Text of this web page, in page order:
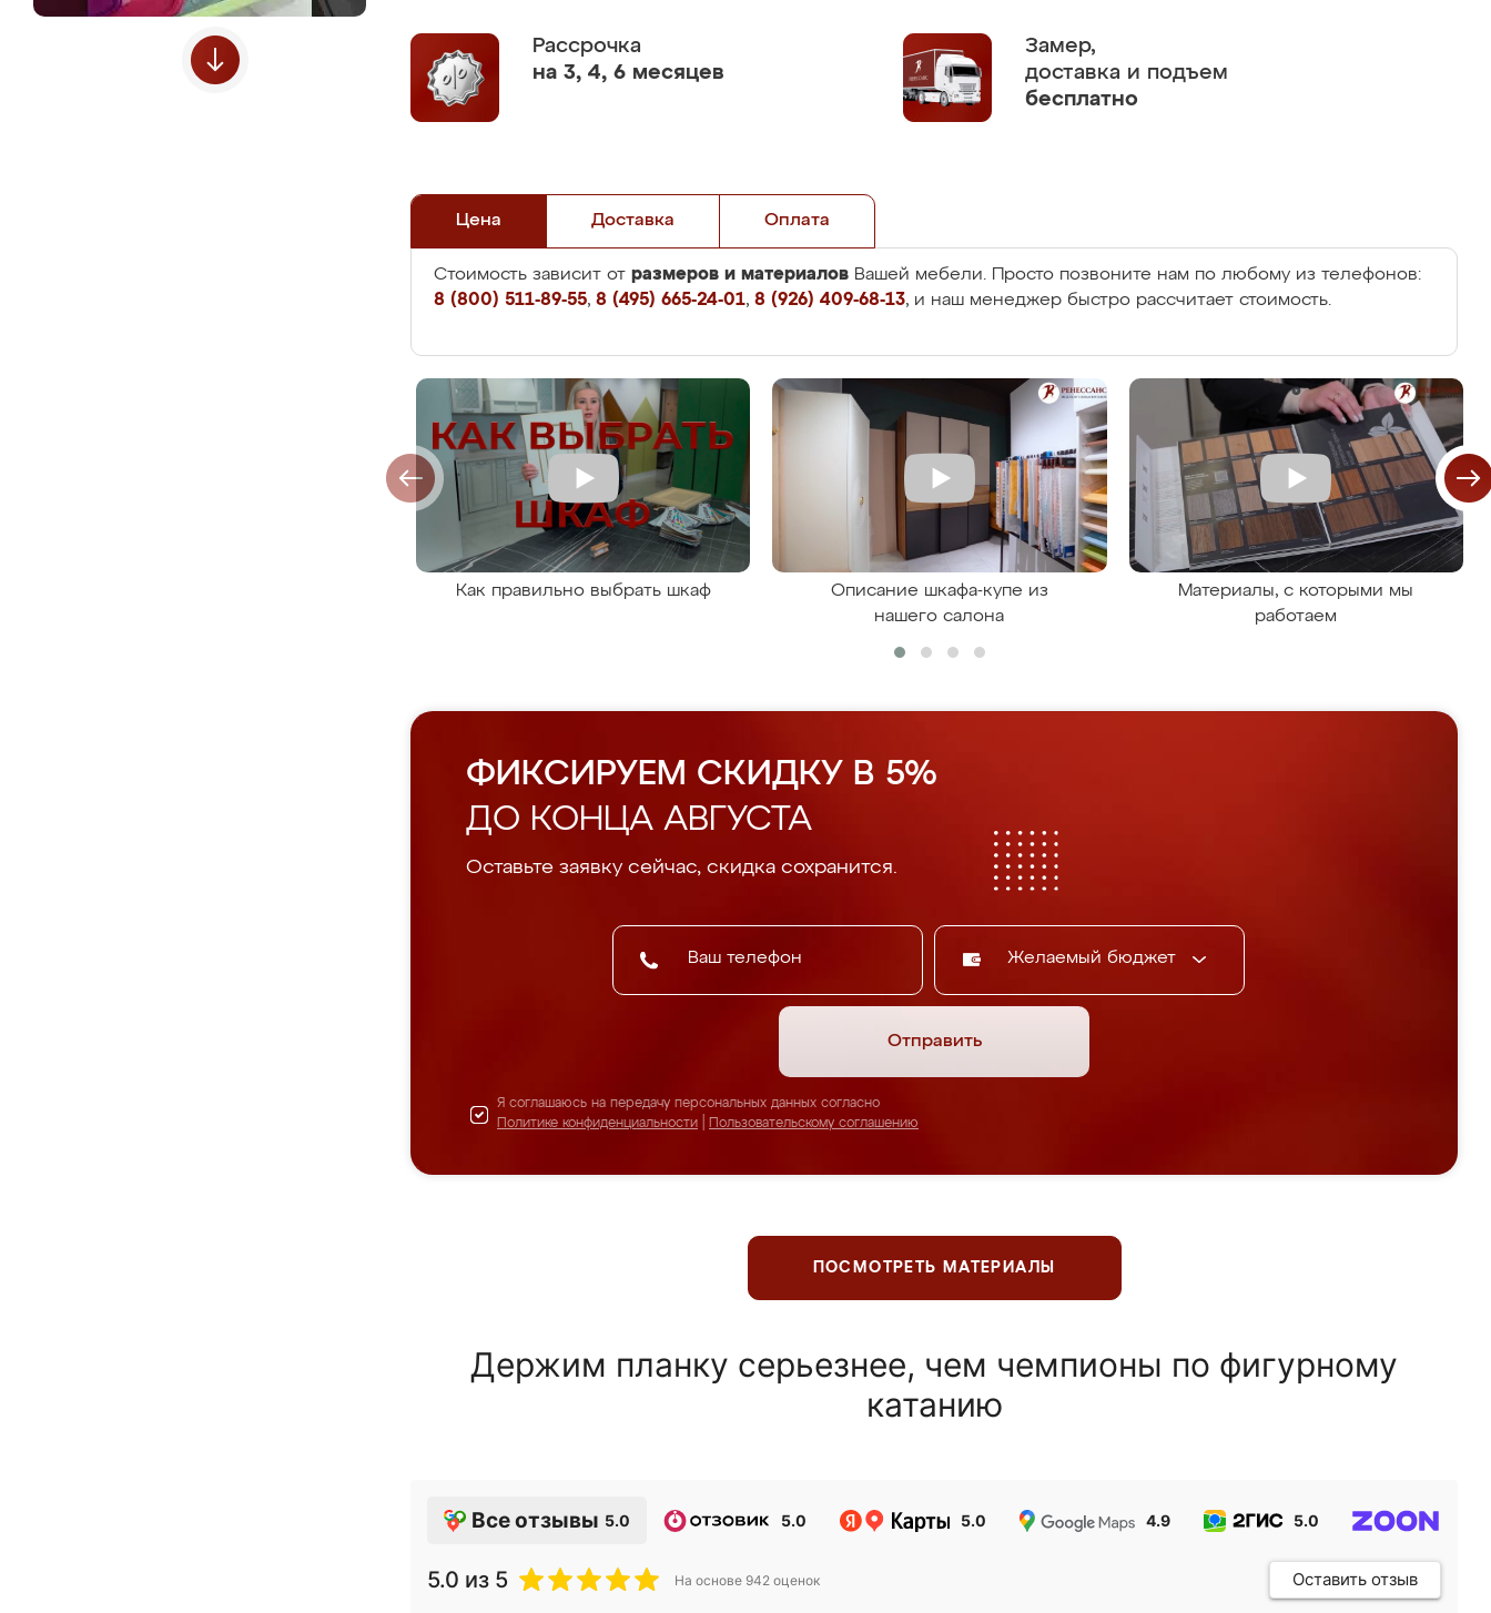
Рассрочка
на 3, 4, 6 месяцев
Замер,
доставка и подъем
бесплатно
Цена Доставка Оплата
Стоимость зависит от размеров и материалов Вашей мебели. Просто позвоните нам по любому из телефонов:
8 (800) 511-89-55, 8 (495) 665-24-01, 8 (926) 409-68-13, и наш менеджер быстро рассчитает стоимость.
Как правильно выбрать шкаф
Описание шкафа-купе из
нашего салона
Материалы, с которыми мы
работаем
ФИКСИРУЕМ СКИДКУ В 5%
ДО КОНЦА АВГУСТА
Оставьте заявку сейчас, скидка сохранится.
Желаемый бюджет
Отправить
Я соглашаюсь на передачу персональных данных согласно
Политике конфиденциальности
Пользовательскому соглашению
ПОСМОТРЕТЬ МАТЕРИАЛЫ
Держим планку серьезнее, чем чемпионы по фигурному
катанию
Все отзывы 5.0 5.0 5.0 4.9 5.0
5.0 из 5 На основе 942 оценок Оставить отзыв